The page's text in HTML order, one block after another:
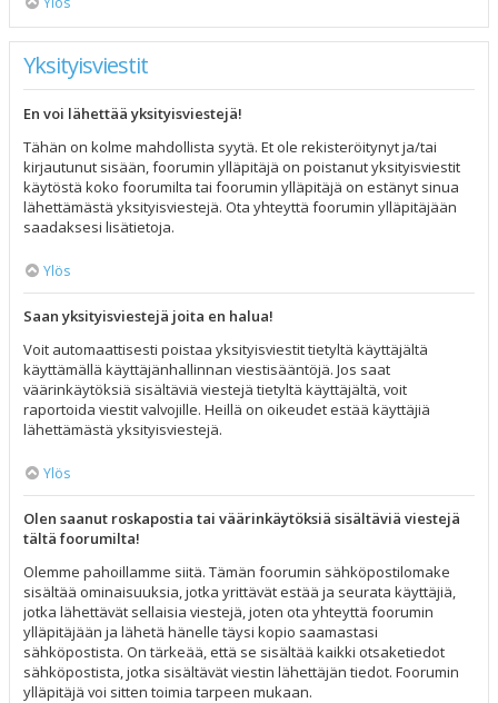
Yksityisviestit
En voi lähettää yksityisviestejä!
Tähän on kolme mahdollista syytä. Et ole rekisteröitynyt ja/tai
kirjautunut sisään, foorumin ylläpitäjä on poistanut yksityisviestit
käytöstä koko foorumilta tai foorumin ylläpitäjä on estänyt sinua
lähettämästä yksityisviestejä. Ota yhteyttä foorumin ylläpitäjään
saadaksesi lisätietoja.
Ylös
Saan yksityisviestejä joita en halua!
Voit automaattisesti poistaa yksityisviestit tietyltä käyttäjältä
käyttämällä käyttäjänhallinnan viestisääntöjä. Jos saat
väärinkäytöksiä sisältäviä viestejä tietyltä käyttäjältä, voit
raportoida viestit valvojille. Heillä on oikeudet estää käyttäjiä
lähettämästä yksityisviestejä.
Ylös
Olen saanut roskapostia tai väärinkäytöksiä sisältäviä viestejä
tältä foorumilta!
Olemme pahoillamme siitä. Tämän foorumin sähköpostilomake
sisältää ominaisuuksia, jotka yrittävät estää ja seurata käyttäjiä,
jotka lähettävät sellaisia viestejä, joten ota yhteyttä foorumin
ylläpitäjään ja lähetä hänelle täysi kopio saamastasi
sähköpostista. On tärkeää, että se sisältää kaikki otsaketiedot
sähköpostista, jotka sisältävät viestin lähettäjän tiedot. Foorumin
ylläpitäjä voi sitten toimia tarpeen mukaan.